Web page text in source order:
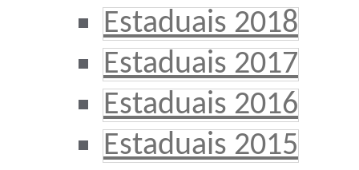
Estaduais 2018
Estaduais 2017
Estaduais 2016
Estaduais 2015